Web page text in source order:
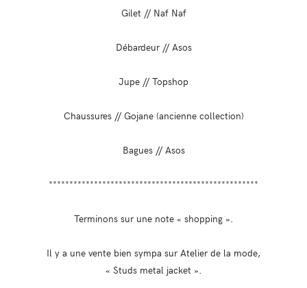
Gilet // Naf Naf
Débardeur // Asos
Jupe // Topshop
Chaussures // Gojane (ancienne collection)
Bagues // Asos
***************************************************
Terminons sur une note « shopping ».
Il y a une vente bien sympa sur Atelier de la mode,
« Studs metal jacket ».